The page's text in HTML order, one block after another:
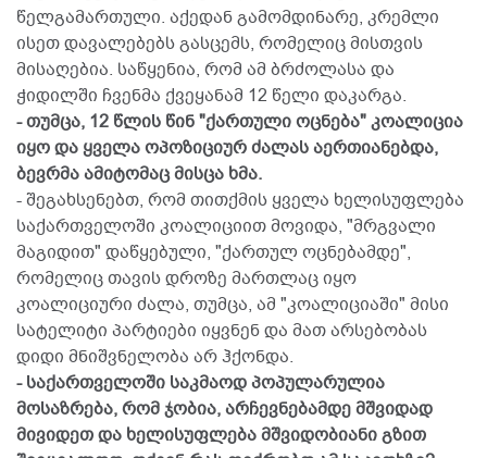
წელგამართული. აქედან გამომდინარე, კრემლი
ისეთ დავალებებს გასცემს, რომელიც მისთვის
მისაღებია. საწყენია, რომ ამ ბრძოლასა და
ჭიდილში ჩვენმა ქვეყანამ 12 წელი დაკარგა.
- თუმცა, 12 წლის წინ "ქართული ოცნება" კოალიცია
იყო და ყველა ოპოზიციურ ძალას აერთიანებდა,
ბევრმა ამიტომაც მისცა ხმა.
- შეგახსენებთ, რომ თითქმის ყველა ხელისუფლება
საქართველოში კოალიციით მოვიდა, "მრგვალი
მაგიდით" დაწყებული, "ქართულ ოცნებამდე",
რომელიც თავის დროზე მართლაც იყო
კოალიციური ძალა, თუმცა, ამ "კოალიციაში" მისი
სატელიტი პარტიები იყვნენ და მათ არსებობას
დიდი მნიშვნელობა არ ჰქონდა.
- საქართველოში საკმაოდ პოპულარულია
მოსაზრება, რომ ჯობია, არჩევნებამდე მშვიდად
მივიდეთ და ხელისუფლება მშვიდობიანი გზით